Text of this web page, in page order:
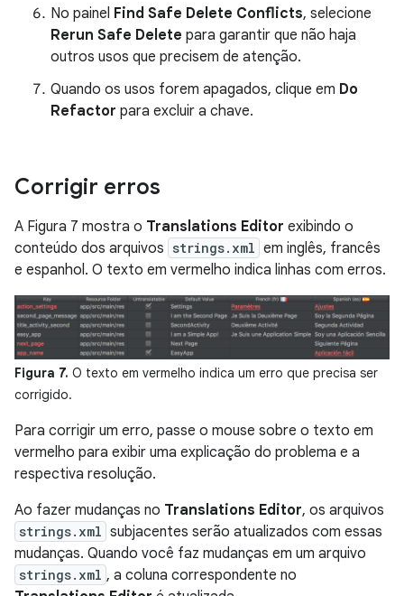
No painel Find Safe Delete Conflicts, selecione
Rerun Safe Delete para garantir que não haja
outros usos que precisem de atenção.
Quando os usos forem apagados, clique em Do
Refactor para excluir a chave.
Corrigir erros
A Figura 7 mostra o Translations Editor exibindo o
conteúdo dos arquivos strings.xml em inglês, francês
e espanhol. O texto em vermelho indica linhas com erros.
Figura 7. O texto em vermelho indica um erro que precisa ser
corrigido.
Para corrigir um erro, passe o mouse sobre o texto em
vermelho para exibir uma explicação do problema e a
respectiva resolução.
Ao fazer mudanças no Translations Editor, os arquivos
strings.xml subjacentes serão atualizados com essas
mudanças. Quando você faz mudanças em um arquivo
strings.xml , a coluna correspondente no